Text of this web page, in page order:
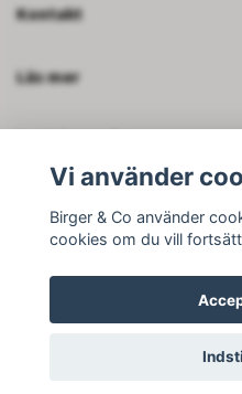
Kontakt
Läs mer
© 2026 Birger
Vi använder
Birger & Co använder
cookies om du vill